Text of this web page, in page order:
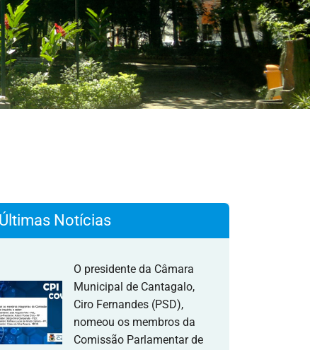
Últimas Notícias
O presidente da Câmara
Municipal de Cantagalo,
Ciro Fernandes (PSD),
nomeou os membros da
Comissão Parlamentar de